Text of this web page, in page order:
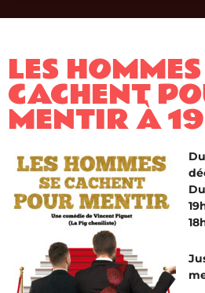
LES
CACHENT
MENTIR ​À